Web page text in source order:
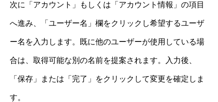
次に「アカウント」もしくは「アカウント情報」の項目
へ進み、「ユーザー名」欄をクリックし希望するユーザ
ー名を入力します。既に他のユーザーが使用している場
合は、取得可能な別の名前を提案されます。入力後、
「保存」または「完了」をクリックして変更を確定しま
す。